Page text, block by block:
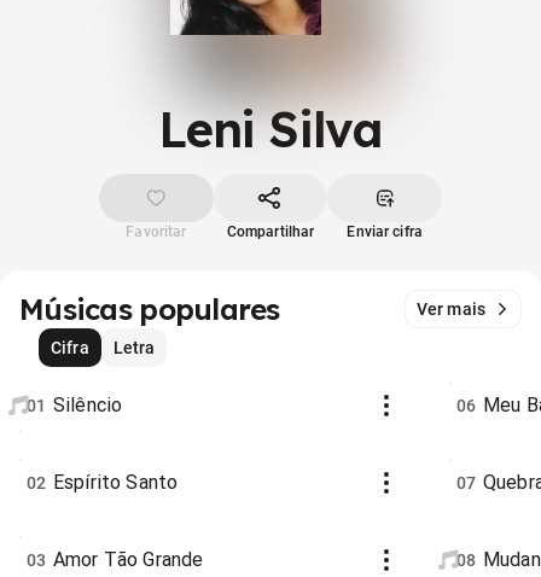
Leni Silva
Favoritar Compartilhar Enviar cifra
Músicas populares
Ver mais
Cifra
Letra
01 Silêncio
02 Espírito Santo
03 Amor Tão Grande
06 Meu
07
08